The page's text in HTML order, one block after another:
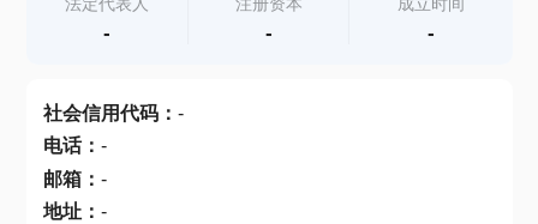
查产地
- - -
社会信用代码： -
电话： -
邮箱： -
地址： -